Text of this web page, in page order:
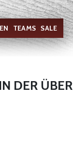
TEAMS SALE
DER